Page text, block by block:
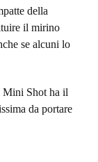
della
il mirino
se alcuni lo
Mini Shot ha il
da portare